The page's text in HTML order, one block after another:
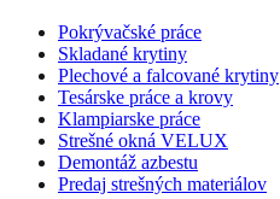
Pokrývačské práce
Skladané krytiny
Plechové a falcované krytiny
Tesárske práce a krovy
Klampiarske práce
Strešné okná VELUX
Demontáž azbestu
Predaj strešných materiálov